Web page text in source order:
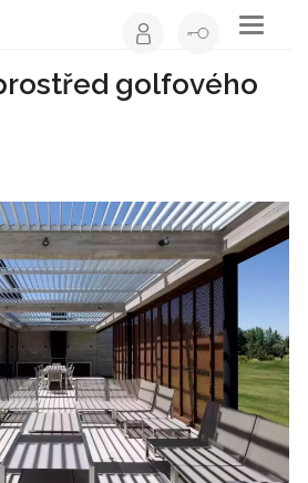
Toggle
golfového